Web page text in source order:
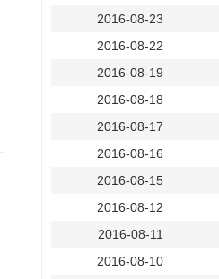
2016-08-23
2016-08-22
2016-08-19
2016-08-18
2016-08-17
2016-08-16
2016-08-15
2016-08-12
2016-08-11
2016-08-10